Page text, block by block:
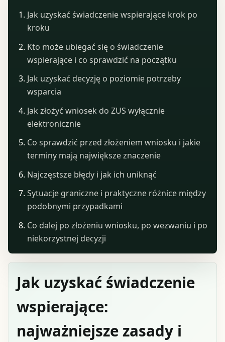
Jak uzyskać świadczenie
wspierające:
najważniejsze zasady i
Jak uzyskać świadczenie wspierające krok po
kroku
Kto może ubiegać się o świadczenie
wspierające i co sprawdzić na początku
Jak uzyskać decyzję o poziomie potrzeby
wsparcia
Jak złożyć wniosek do ZUS wyłącznie
elektronicznie
Co sprawdzić przed złożeniem wniosku i jakie
terminy mają największe znaczenie
Najczęstsze błędy i jak ich uniknąć
Sytuacje graniczne i praktyczne różnice między
podobnymi przypadkami
Co dalej po złożeniu wniosku, po wezwaniu i po
niekorzystnej decyzji